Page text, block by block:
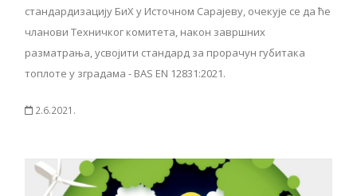
стандардизацију БиХ у Источном Сарајеву, очекује се да ће
чланови Техничког комитета, након завршних
разматрања, усвојити стандард за прорачун губитака
топлоте у зградама - BAS EN 12831:2021.
2.6.2021.